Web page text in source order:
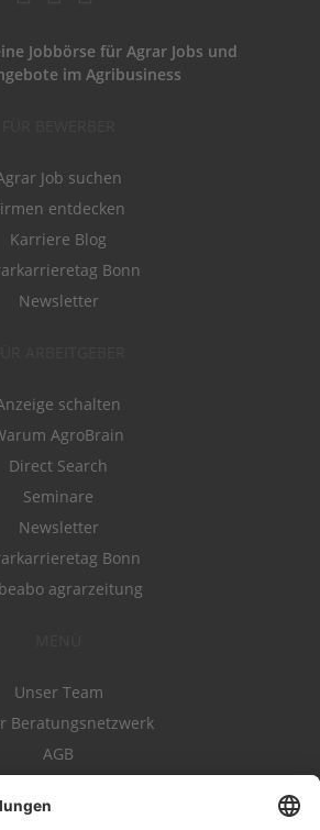
Jobbörse für Agrar Jobs und
im Agribusiness
Job suchen
entdecken
Karriere Blog
Bonn
Newsletter
schalten
AgroBrain
Direct Search
Seminare
Newsletter
Bonn
agrarzeitung
Unser Team
Beratungsnetzwerk
AGB
Datenschutz